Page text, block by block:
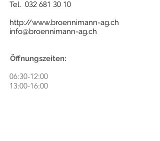
Tel. 032 681 30 10
http://www.broennimann-ag.ch
info@broennimann-ag.ch
Öffnungszeiten:
06:30-12:00
13:00-16:00